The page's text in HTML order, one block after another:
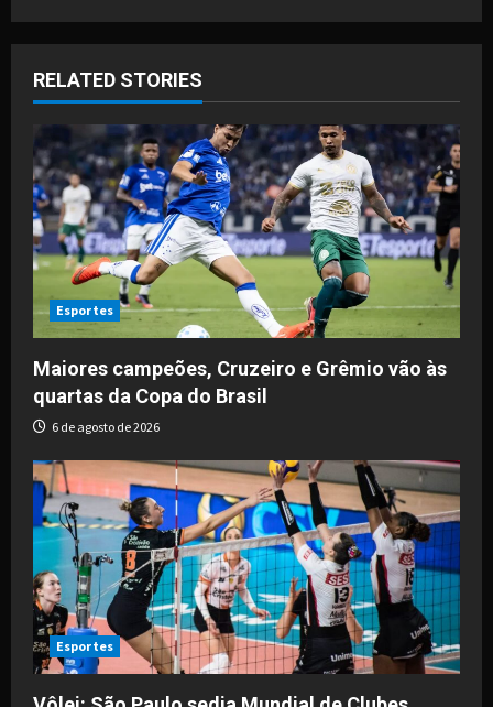
a
v
i
g
a
t
i
o
n
RELATED STORIES
Esportes
Maiores campeões, Cruzeiro e Grêmio vão às
quartas da Copa do Brasil
6 de agosto de 2026
Esportes